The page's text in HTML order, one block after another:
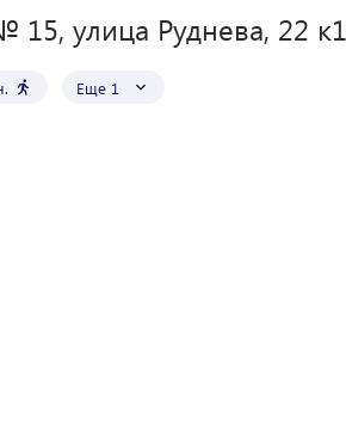
15, улица Руднева, 22 к1
Еще 1